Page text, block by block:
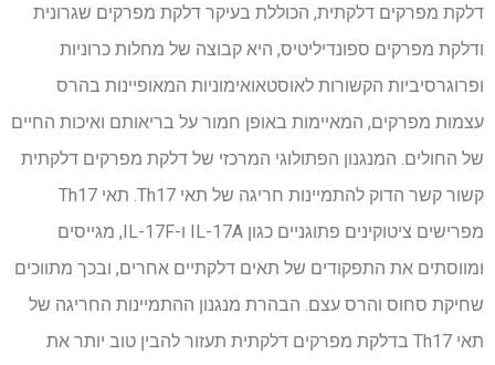
דלקת מפרקים דלקתית, הכוללת בעיקר דלקת מפרקים שגרונית
ודלקת מפרקים ספונדיליטיס, היא קבוצה של מחלות כרוניות
ופרוגרסיביות הקשורות לאוסטאואימוניות המאופיינות בהרס
עצמות מפרקים, המאיימות באופן חמור על בריאותם ואיכות החיים
של החולים. המנגנון הפתולוגי המרכזי של דלקת מפרקים דלקתית
קשור קשר הדוק להתמיינות חריגה של תאי Th17. תאי Th17
מפרישים ציטוקינים פתוגניים כגון IL-17A ו-IL-17F, מגייסים
ומווסתים את התפקודים של תאים דלקתיים אחרים, ובכך מתווכים
שחיקת סחוס והרס עצם. הבהרת מנגנון ההתמיינות החריגה של
תאי Th17 בדלקת מפרקים דלקתית תעזור להבין טוב יותר את